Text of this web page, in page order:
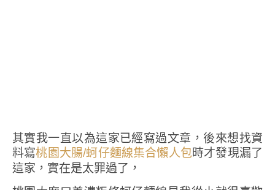
其實我一直以為這家已經寫過文章，後來想找資
料寫桃園大腸/蚵仔麵線集合懶人包時才發現漏了
這家，實在是太罪過了，